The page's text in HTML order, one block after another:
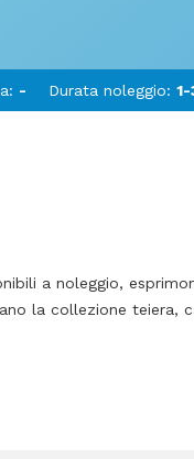
- Durata noleggio: 1-
a noleggio,
la collezione